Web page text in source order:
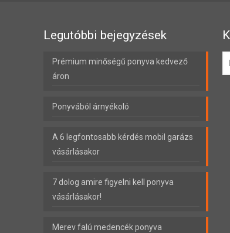
Legutóbbi bejegyzések
Prémium minőségű ponyva kedvező
áron
Ponyvából árnyékoló
A 6 legfontosabb kérdés mobil garázs
vásárlásakor
7 dolog amire figyelni kell ponyva
vásárlásakor!
Merev falú medencék ponyva